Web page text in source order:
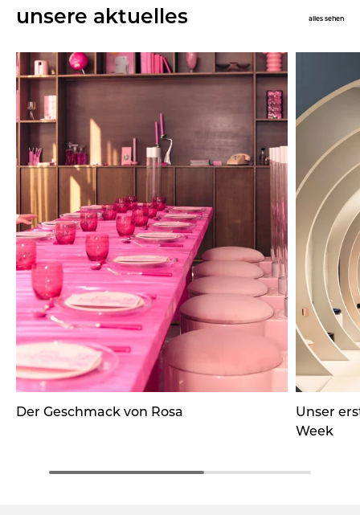
unsere aktuelles alles sehen
Der Geschmack von Rosa
Unser
Week